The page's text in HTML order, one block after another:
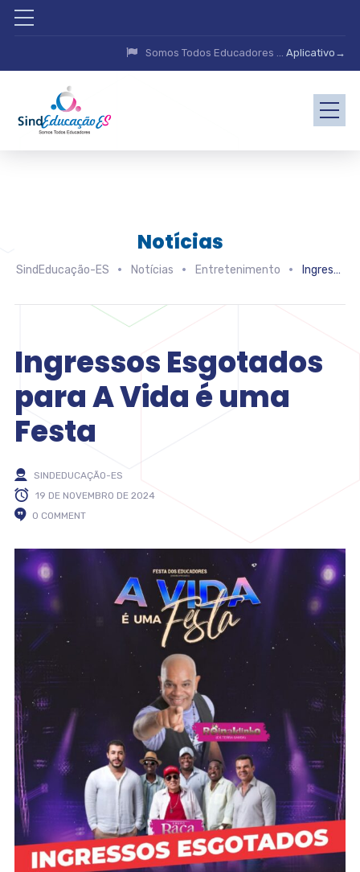
Somos Todos Educadores ...Aplicativo→
Notícias
SindEducação-ES Notícias Entretenimento Ingressos Esgotados para A Vida é uma Festa
Ingressos Esgotados
para A Vida é uma
Festa
SINDEDUCAÇÃO-ES
19 DE NOVEMBRO DE 2024
0 COMMENT